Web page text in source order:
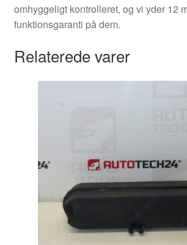
omhyggeligt kontrolleret, og vi yder 12
funktionsgaranti på dem.
Relaterede varer